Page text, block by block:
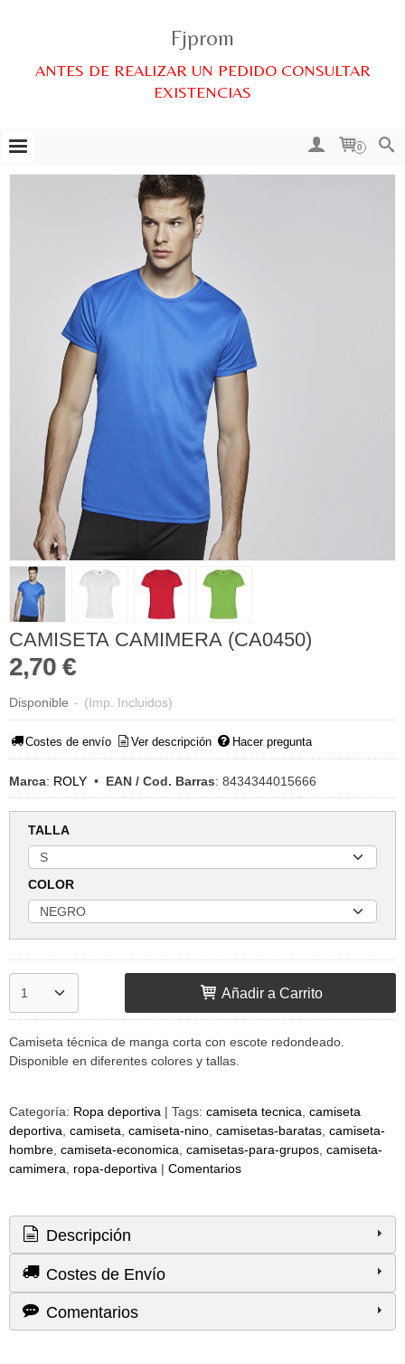
Fjprom
ANTES DE REALIZAR UN PEDIDO CONSULTAR
EXISTENCIAS
0
CAMISETA CAMIMERA (CA0450)
2,70 €
Disponible - (Imp. Incluidos)
Costes de envío Ver descripción Hacer pregunta
Marca: ROLY • EAN / Cod. Barras: 8434344015666
TALLA
COLOR
Añadir a Carrito
Camiseta técnica de manga corta con escote redondeado.
Disponible en diferentes colores y tallas.
Categoría: Ropa deportiva | Tags: camiseta tecnica camiseta
deportiva camiseta camiseta-nino camisetas-baratas camiseta-
hombre camiseta-economica camisetas-para-grupos camiseta-
camimera
ropa-deportiva | Comentarios
Descripción
Costes de Envío
Comentarios